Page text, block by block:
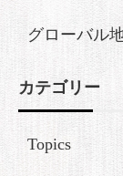
グローバル
カテゴリー
Topics